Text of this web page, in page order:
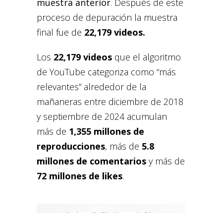
muestra anterior. Después de este
proceso de depuración la muestra
final fue de 22,179 videos.
Los 22,179 videos que el algoritmo
de YouTube categoriza como “más
relevantes” alrededor de la
mañaneras entre diciembre de 2018
y septiembre de 2024 acumulan
más de 1,355 millones de
reproducciones, más de 5.8
millones de comentarios y más de
72 millones de likes.